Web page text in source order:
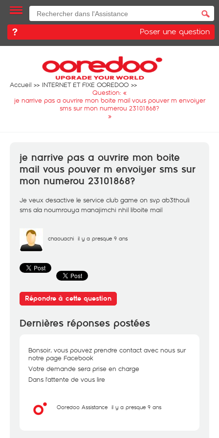
Poser une question
Accueil
INTERNET ET FIXE OOREDOO
Question: «
je narrive pas a ouvrire mon boite mail vous pouver m envoiyer
sms sur mon numerou 23101868?
»
je narrive pas a ouvrire mon boite
mail vous pouver m envoiyer sms sur
mon numerou 23101868?
Je veux desactive le service club game on svp ab3thouli
sms ala noumrouya manajimchi nhil liboite mail
chaouachi il y a presque 9 ans
Répondre à cette question
Dernières réponses postées
Bonsoir, vous pouvez prendre contact avec nous sur
notre page Facebook
Votre demande sera prise en charge
Dans l'attente de vous lire
Ooredoo Assistance il y a presque 9 ans